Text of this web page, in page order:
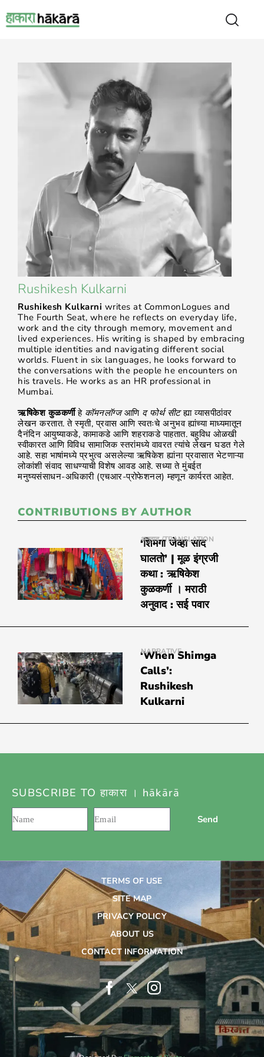
Rushikesh Kulkarni
Rushikesh Kulkarni writes at CommonLogues and
The Fourth Seat, where he reflects on everyday life,
work and the city through memory, movement and
lived experiences. His writing is shaped by embracing
multiple identities and navigating different social
worlds. Fluent in six languages, he looks forward to
the conversations with the people he encounters on
his travels. He works as an HR professional in
Mumbai.
ऋषिकेश कुळकर्णीहे कॉमनलॉग्जआणि द फोर्थ सीटह्या व्यासपीठांवर
लेखन करतात. ते स्मृती, प्रवास आणि स्वतःचे अनुभव ह्यांच्या माध्यमातून
दैनंदिन आयुष्याकडे, कामाकडे आणि शहराकडे पाहतात. बहुविध ओळखी
स्वीकारत आणि विविध सामाजिक स्तरांमध्ये वावरत त्यांचे लेखन घडत गेले
आहे. सहा भाषांमध्ये प्रभुत्व असलेल्या ऋषिकेश ह्यांना प्रवासात भेटणाऱ्या
लोकांशी संवाद साधण्याची विशेष आवड आहे. सध्या ते मुंबईत
मनुष्यसंसाधन-अधिकारी (एचआर-प्रोफेशनल) म्हणून कार्यरत आहेत.
CONTRIBUTIONS BY AUTHOR
अनुवाद /TRANSLATION
‘शिमगा जेव्हा साद
घालतो’ | मूळ इंग्रजी
कथा : ऋषिकेश
कुळकर्णी । मराठी
अनुवाद : सई पवार
NARRATIVE
‘When Shimga
Calls’:
Rushikesh
Kulkarni
SUBSCRIBE TO हाकारा । hākārā
Send
TERMS OF USE
SITE MAP
PRIVACY POLICY
ABOUT US
CONTACT INFORMATION